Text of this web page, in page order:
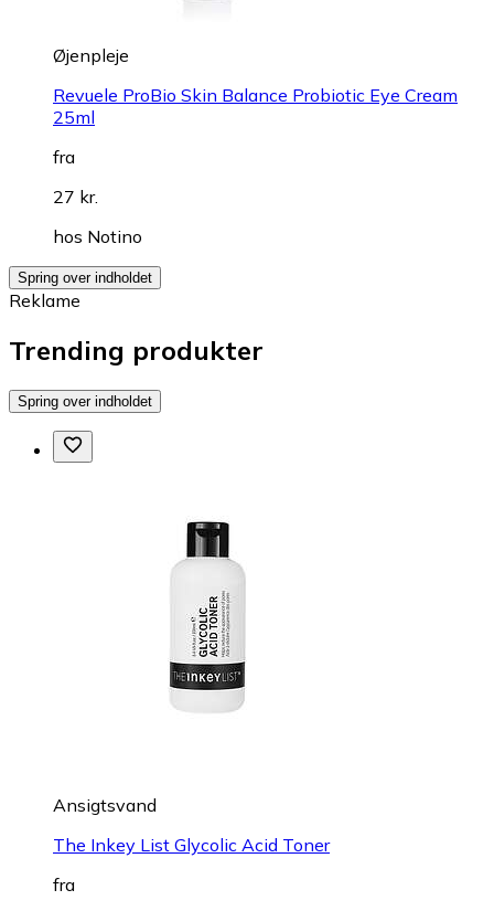
Øjenpleje
Revuele ProBio Skin Balance Probiotic Eye Cream
25ml
fra
27 kr.
hos Notino
Spring over indholdet
Reklame
Trending produkter
Spring over indholdet
Ansigtsvand
The Inkey List Glycolic Acid Toner
fra